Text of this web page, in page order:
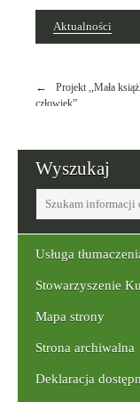
Aktualności
Nawigacja
wpisu
Projekt ,,Mała
człowiek”
Wyszukaj
wpisz
Usługa
Stowarzyszenie
Mapa strony
Strona archiwalna
Deklaracja